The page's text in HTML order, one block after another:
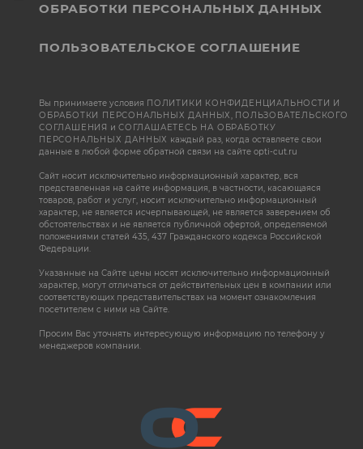
ОБРАБОТКИ ПЕРСОНАЛЬНЫХ ДАННЫХ
ПОЛЬЗОВАТЕЛЬСКОЕ СОГЛАШЕНИЕ
Вы принимаете условия ПОЛИТИКИ КОНФИДЕНЦИАЛЬНОСТИ И
ОБРАБОТКИ ПЕРСОНАЛЬНЫХ ДАННЫХ, ПОЛЬЗОВАТЕЛЬСКОГО
СОГЛАШЕНИЯ иСОГЛАШАЕТЕСЬ НА ОБРАБОТКУ
ПЕРСОНАЛЬНЫХ ДАННЫХ каждый раз, когда оставляете свои
данные в любой форме обратной связи на сайте opti-cut.ru
Сайт носит исключительно информационный характер, вся
представленная на сайте информация, в частности, касающаяся
товаров, работ и услуг, носит исключительно информационный
характер, не является исчерпывающей, не является заверением об
обстоятельствах и не является публичной офертой, определяемой
положениями статей 435, 437 Гражданского кодекса Российской
Федерации.
Указанные на Сайте цены носят исключительно информационный
характер, могут отличаться от действительных цен в компании или
соответствующих представительствах на момент ознакомления
посетителем с ними на Сайте.
Просим Вас уточнять интересующую информацию по телефону у
менеджеров компании.